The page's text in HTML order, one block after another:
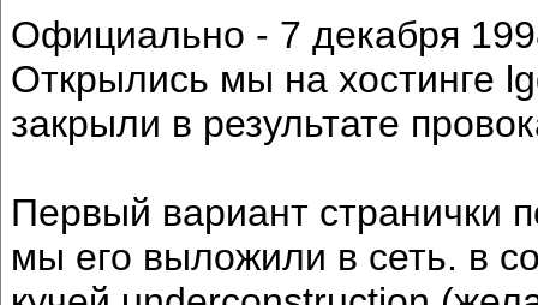
Официально - 7 декабря
Открылись мы на хостинге
закрыли в результате
Первый вариант странички
мы его выложили в сеть. в